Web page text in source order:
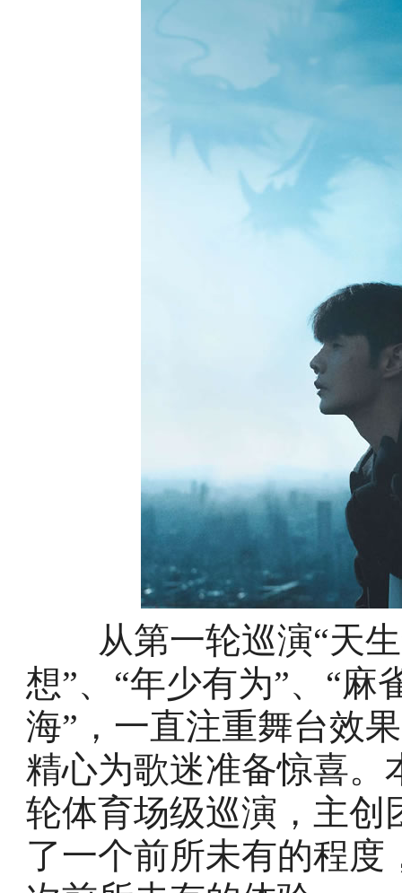
从第一轮巡演“天生
想”、“年少有为”、“麻
海”，一直注重舞台效
精心为歌迷准备惊喜。
轮体育场级巡演，主创
了一个前所未有的程